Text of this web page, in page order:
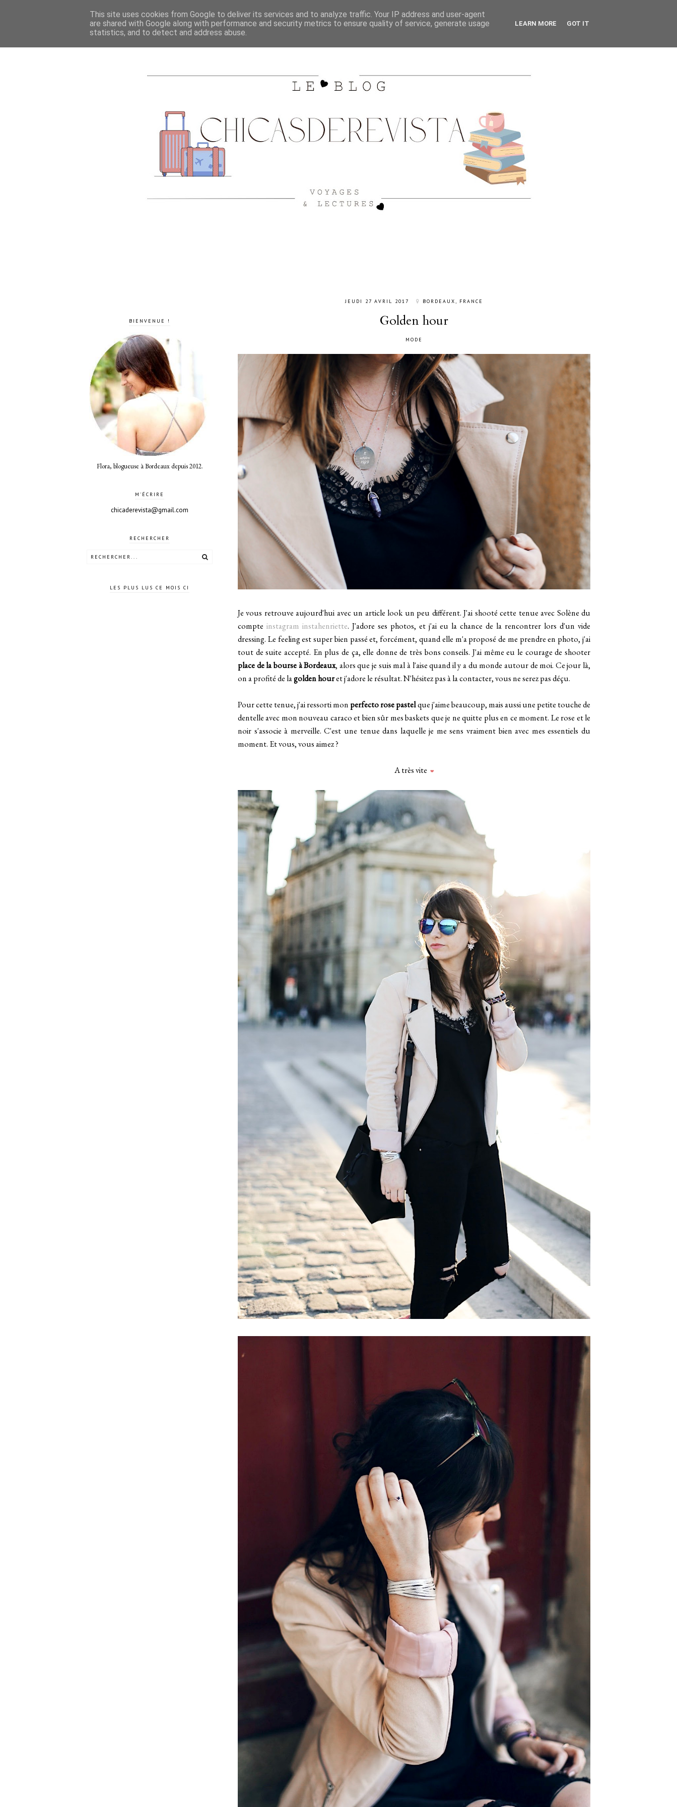
ACCUEIL A PROPOS SHOPPING CITY GUIDE BORDEAUX VOYAGES CATEGORIES
JEUDI 27 AVRIL 2017 BORDEAUX, FRANCE
Golden hour
MODE
Je vous retrouve aujourd'hui avec un article look un peu différent. J'ai shooté cette tenue avec Solène du
compte instagram instahenriette. J'adore ses photos, et j'ai eu la chance de la rencontrer lors d'un vide
dressing. Le feeling est super bien passé et, forcément, quand elle m'a proposé de me prendre en photo, j'ai
tout de suite accepté. En plus de ça, elle donne de très bons conseils. J'ai même eu le courage de shooter
place de la bourse à Bordeaux, alors que je suis mal à l'aise quand il y a du monde autour de moi. Ce jour là,
on a profité de lagolden houret j'adore le résultat. N'hésitez pas à la contacter, vous ne serez pas déçu.
Pour cette tenue, j'ai ressorti mon perfecto rose pastelque j'aime beaucoup, mais aussi une petite touche de
dentelle avec mon nouveau caraco et bien sûr mes baskets que je ne quitte plus en ce moment. Le rose et le
noir s'associe à merveille. C'est une tenue dans laquelle je me sens vraiment bien avec mes essentiels du
moment. Et vous, vous aimez ?
A très vite ❤
BIENVENUE !
Flora, blogueuse à Bordeaux depuis 2012.
M'ÉCRIRE
chicaderevista@gmail.com
RECHERCHER
LES PLUS LUS CE MOIS CI
This site uses cookies from Google to deliver its services and to analyze traffic. Your IP address and user-agent
are shared with Google along with performance and security metrics to ensure quality of service, generate usage
statistics, and to detect and address abuse.
LEARN MORE GOT IT